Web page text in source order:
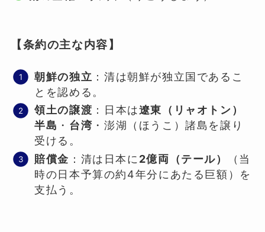
【条約の主な内容】
朝鮮の独立 ：清は朝鮮が独立国であるこ
とを認める。
領土の譲渡 ：日本は遼東（リャオトン）
半島 ・ 台湾 ・澎湖（ほうこ）諸島を譲り
受ける。
賠償金 ：清は日本に 2億両（テール）
（当
時の日本予算の約4年分にあたる巨額）を
支払う。